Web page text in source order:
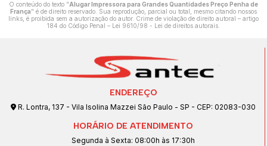
O conteúdo do texto "Alugar Impressora para Grandes Quantidades Preço Penha de
França" é de direito reservado. Sua reprodução, parcial ou total, mesmo citando nossos
links, é proibida sem a autorização do autor. Crime de violação de direito autoral – artigo
184 do Código Penal – Lei 9610/98 - Lei de direitos autorais
ENDEREÇO
R. Lontra, 137 - Vila Isolina Mazzei São Paulo - SP - CEP: 02083-030
HORÁRIO DE ATENDIMENTO
Segunda à Sexta: 08:00h às 17:30h